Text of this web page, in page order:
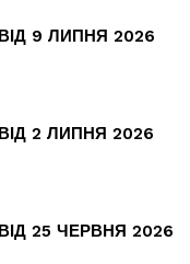
9 ЛИПНЯ 2026
2 ЛИПНЯ 2026
25 ЧЕРВНЯ 2026